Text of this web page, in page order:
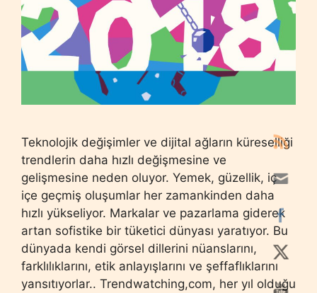
Teknolojik değişimler ve dijital ağların küreselliği
trendlerin daha hızlı değişmesine ve
gelişmesine neden oluyor. Yemek, güzellik, iç
içe geçmiş oluşumlar her zamankinden daha
hızlı yükseliyor. Markalar ve pazarlama giderek
artan sofistike bir tüketici dünyası yaratıyor. Bu
dünyada kendi görsel dillerini nüanslarını,
farklılıklarını, etik anlayışlarını ve şeffaflıklarını
yansıtıyorlar.. Trendwatching,com, her yıl olduğu